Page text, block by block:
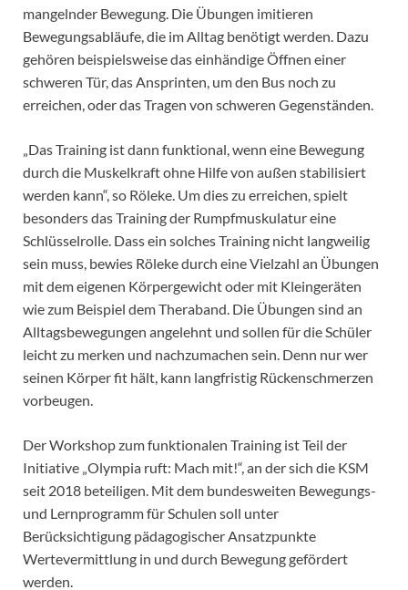
mangelnder Bewegung. Die Übungen imitieren
Bewegungsabläufe, die im Alltag benötigt werden. Dazu
gehören beispielsweise das einhändige Öffnen einer
schweren Tür, das Ansprinten, um den Bus noch zu
erreichen, oder das Tragen von schweren Gegenständen.
„Das Training ist dann funktional, wenn eine Bewegung
durch die Muskelkraft ohne Hilfe von außen stabilisiert
werden kann“, so Röleke. Um dies zu erreichen, spielt
besonders das Training der Rumpfmuskulatur eine
Schlüsselrolle. Dass ein solches Training nicht langweilig
sein muss, bewies Röleke durch eine Vielzahl an Übungen
mit dem eigenen Körpergewicht oder mit Kleingeräten
wie zum Beispiel dem Theraband. Die Übungen sind an
Alltagsbewegungen angelehnt und sollen für die Schüler
leicht zu merken und nachzumachen sein. Denn nur wer
seinen Körper fit hält, kann langfristig Rückenschmerzen
vorbeugen.
Der Workshop zum funktionalen Training ist Teil der
Initiative „Olympia ruft: Mach mit!“, an der sich die KSM
seit 2018 beteiligen. Mit dem bundesweiten Bewegungs-
und Lernprogramm für Schulen soll unter
Berücksichtigung pädagogischer Ansatzpunkte
Wertevermittlung in und durch Bewegung gefördert
werden.